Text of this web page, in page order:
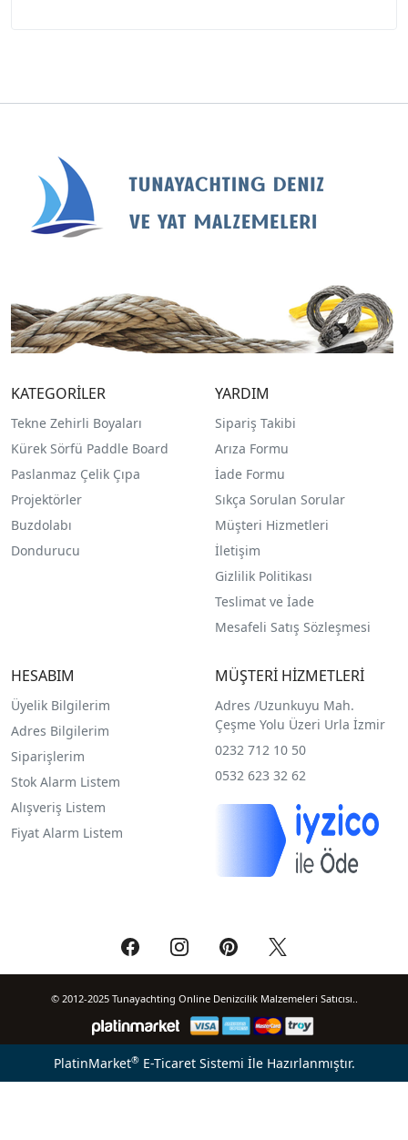
KATEGORİLER
Tekne Zehirli Boyaları
Kürek Sörfü Paddle Board
Paslanmaz Çelik Çıpa
Projektörler
Buzdolabı
Dondurucu
YARDIM
Sipariş Takibi
Arıza Formu
İade Formu
Sıkça Sorulan Sorular
Müşteri Hizmetleri
İletişim
Gizlilik Politikası
Teslimat ve İade
Mesafeli Satış Sözleşmesi
HESABIM
Üyelik Bilgilerim
Adres Bilgilerim
Siparişlerim
Stok Alarm Listem
Alışveriş Listem
Fiyat Alarm Listem
MÜŞTERİ HİZMETLERİ
Adres /Uzunkuyu Mah.
Çeşme Yolu Üzeri Urla İzmir
0232 712 10 50
0532 623 32 62
© 2012-2025 Tunayachting Online Denizcilik Malzemeleri Satıcısı..
PlatinMarket®E-Ticaret Sistemi İle Hazırlanmıştır.